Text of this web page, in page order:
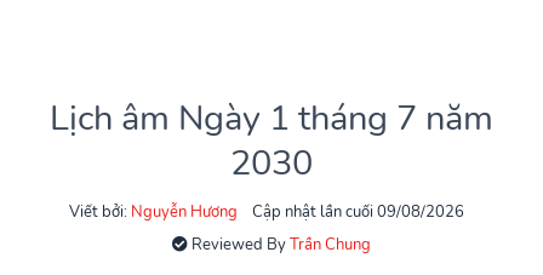
Lịch âm Ngày 1 tháng 7 năm
2030
Viết bởi: Nguyễn Hương
Cập nhật lần cuối 09/08/2026
Reviewed ByTrần Chung